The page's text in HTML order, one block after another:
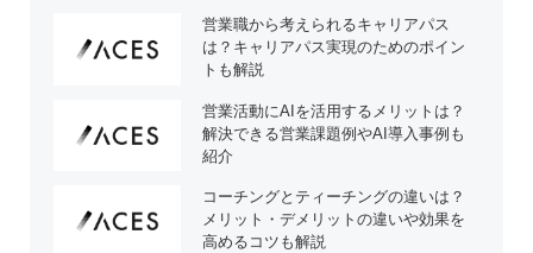
営業職から考えられるキャリアパス
は？キャリアパス実現のためのポイン
トも解説
営業活動にAIを活用するメリットは？
解決できる営業課題例やAI導入事例も
紹介
コーチングとティーチングの違いは？
メリット・デメリットの違いや効果を
高めるコツも解説